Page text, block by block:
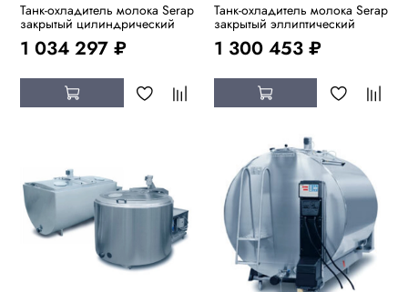
Танк-охладитель молока Serap
закрытый цилиндрический
1 034 297 ₽
Танк-охладитель молока Serap
закрытый эллиптический
1 300 453 ₽